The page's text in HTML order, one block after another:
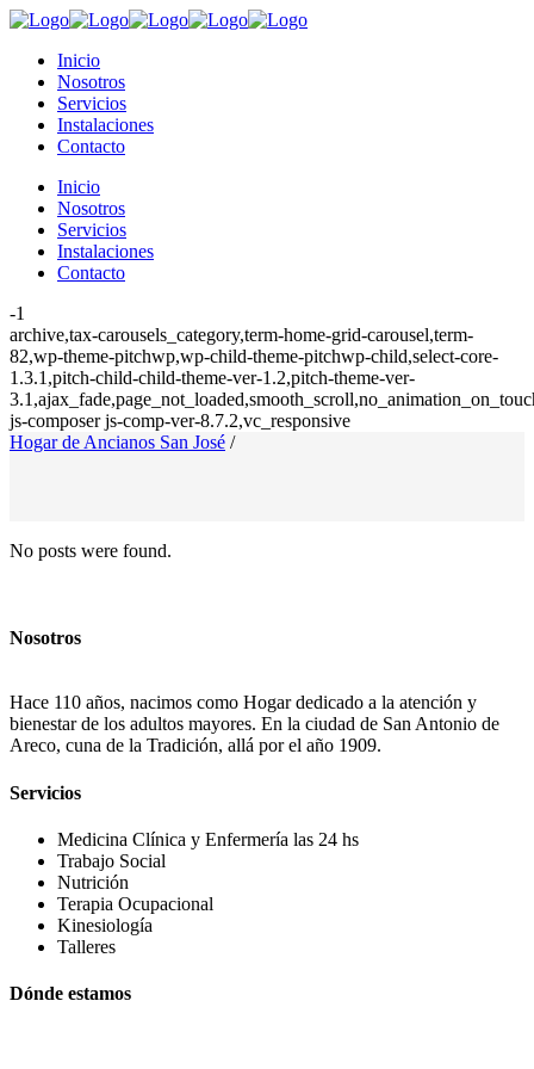
Inicio
Nosotros
Servicios
Instalaciones
Contacto
Inicio
Nosotros
Servicios
Instalaciones
Contacto
-1
archive,tax-carousels_category,term-home-grid-carousel,term-
82,wp-theme-pitchwp,wp-child-theme-pitchwp-child,select-core-
1.3.1,pitch-child-child-theme-ver-1.2,pitch-theme-ver-
js-composer js-comp-ver-8.7.2,vc_responsive
Hogar de Ancianos San José /
No posts were found.
Nosotros
Hace 110 años, nacimos como Hogar dedicado a la atención y
bienestar de los adultos mayores. En la ciudad de San Antonio de
Areco, cuna de la Tradición, allá por el año 1909.
Servicios
Medicina Clínica y Enfermería las 24 hs
Trabajo Social
Nutrición
Terapia Ocupacional
Kinesiología
Talleres
Dónde estamos